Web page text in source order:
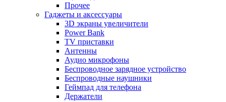
Прочее
Гаджеты и аксессуары
3D экраны увеличители
Power Bank
TV приставки
Антенны
Аудио микрофоны
Беспроводное зарядное устройство
Беспроводные наушники
Геймпад для телефона
Держатели